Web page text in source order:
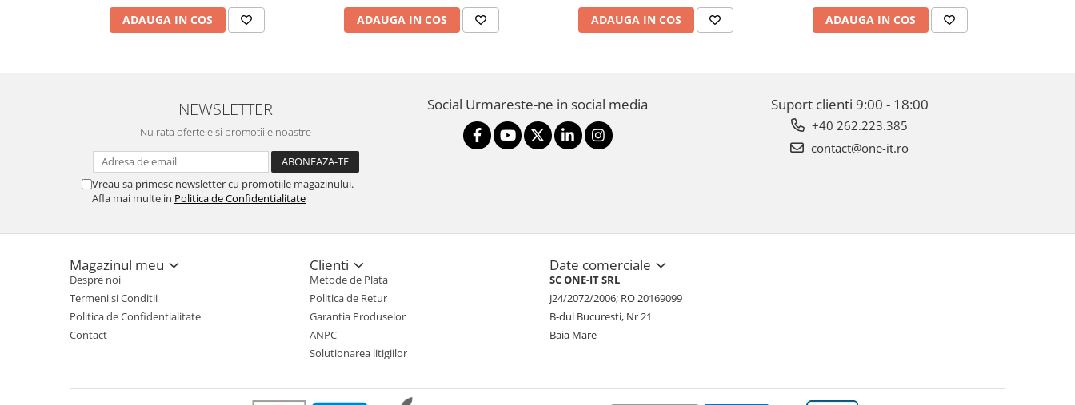
Servere & Componente
Servere
Retelistica & Supraveghere
Multifunctionale
Imprimante 3D
TV, Multimedia & Electronice
Televizoare & accesorii
Multiboard & Accessorii
ADAUGA IN COS ADAUGA IN COS ADAUGA IN COS
1050Ti 4GB, Killer Wifi 802.11ac, BT,
FGPR, Backlit
ADAUGA IN COS
NEWSLETTER
Nu rata ofertele si promotiile noastre
Vreau sa primesc newsletter cu promotiile magazinului.
Afla mai multe in Politica de Confidentialitate
Social Urmareste-ne in social media Suport clienti 9:00 - 18:00
+40 262.223.385
contact@one-it.ro
Magazinul meu
Despre noi
Termeni si Conditii
Politica de Confidentialitate
Contact
Clienti
Metode de Plata
Politica de Retur
Garantia Produselor
ANPC
Solutionarea litigiilor
Date comerciale
SC ONE-IT SRL
J24/2072/2006; RO 20169099
B-dul Bucuresti, Nr 21
Baia Mare